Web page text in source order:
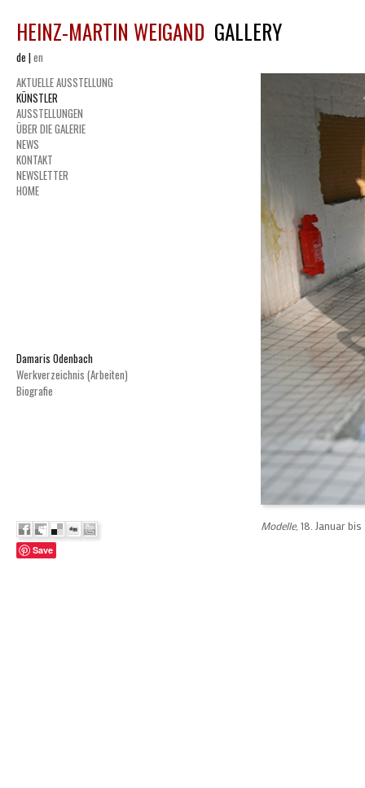
HEINZ-MARTIN WEIGAND GALLERY
de |en
AKTUELLE AUSSTELLUNG
KÜNSTLER
AUSSTELLUNGEN
ÜBER DIE GALERIE
NEWS
KONTAKT
NEWSLETTER
HOME
Damaris Odenbach
Werkverzeichnis (Arbeiten)
Biografie
Save
Modelle, 18. Januar